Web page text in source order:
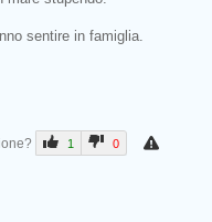
sentire in famiglia.
1 0